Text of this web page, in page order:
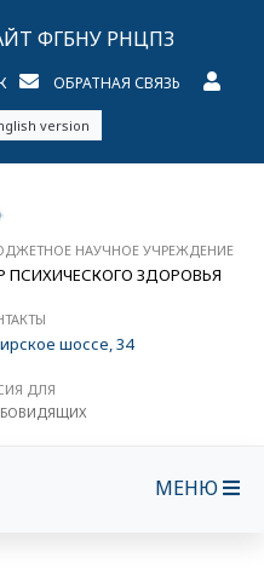
ФГБНУ РНЦПЗ
ОБРАТНАЯ СВЯЗЬ
version
НАУЧНОЕ УЧРЕЖДЕНИЕ
ЗДОРОВЬЯ
шоссе, 34
ДЛЯ
МЕНЮ